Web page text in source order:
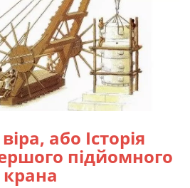
або Історія
підйомного
крана